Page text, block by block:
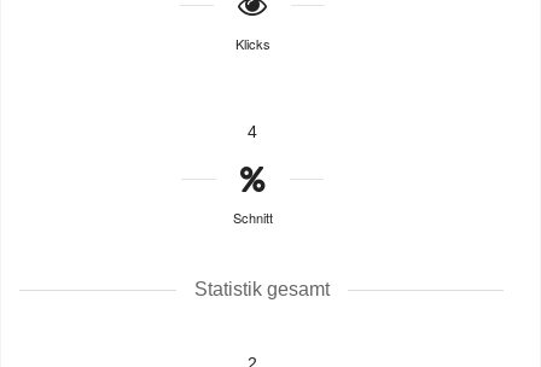
Klicks
4
Schnitt
Statistik gesamt